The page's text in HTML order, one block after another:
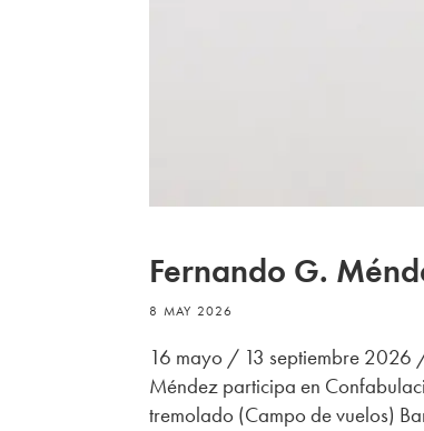
Fernando G.
8 MAY 2026
16 mayo / 13 septiembre 2026
Méndez participa en
tremolado (Campo de vuelos)